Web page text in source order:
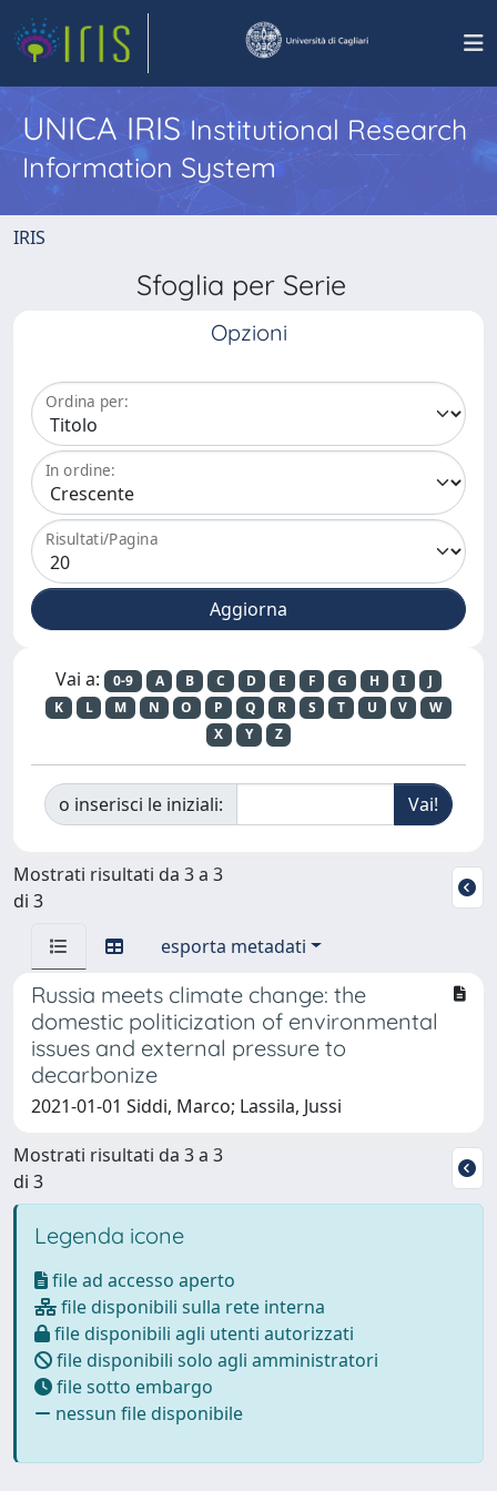
UNICA IRISInstitutional Research
Information System
IRIS
Sfoglia per Serie
Opzioni
Ordina per:
In ordine:
Risultati/Pagina
Vai a: 0-9 A B C D E F G H I
J
K
L M N O P Q R S T U V
W
X
Y Z
o inserisci le iniziali:
Mostrati risultati da 3 a 3
di 3
esporta metadati
Russia meets climate change: the
domestic politicization of environmental
issues and external pressure to
decarbonize
2021-01-01 Siddi, Marco; Lassila, Jussi
Mostrati risultati da 3 a 3
di 3
Legenda icone
file ad accesso aperto
file disponibili sulla rete interna
file disponibili agli utenti autorizzati
file disponibili solo agli amministratori
file sotto embargo
nessun file disponibile